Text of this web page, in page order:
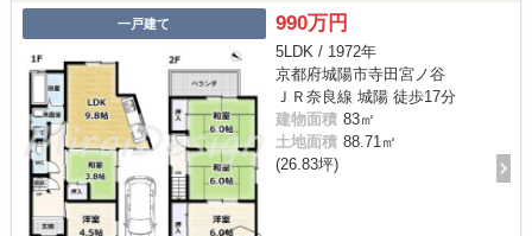
一戸建て 990万円
5LDK / 1972年
京都府城陽市寺田宮ノ谷
ＪＲ奈良線 城陽 徒歩17分
建物面積 83㎡
土地面積 88.71㎡
(26.83坪)